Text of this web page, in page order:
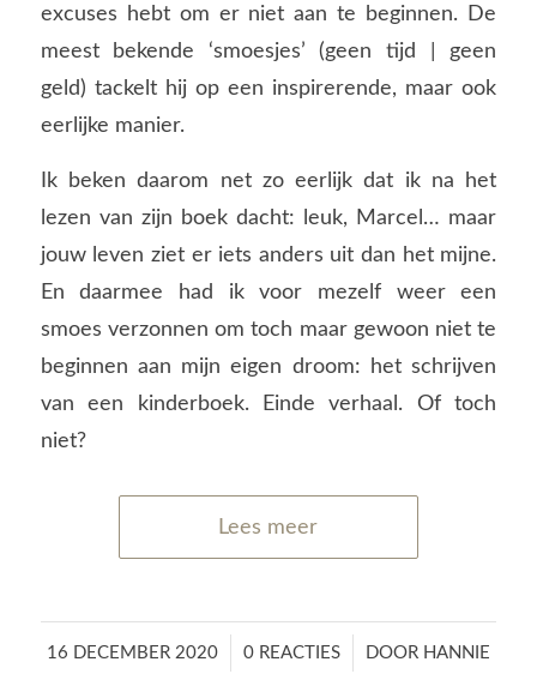
excuses hebt om er niet aan te beginnen. De
meest bekende ‘smoesjes’ (geen tijd | geen
geld) tackelt hij op een inspirerende, maar ook
eerlijke manier.
Ik beken daarom net zo eerlijk dat ik na het
lezen van zijn boek dacht: leuk, Marcel… maar
jouw leven ziet er iets anders uit dan het mijne.
En daarmee had ik voor mezelf weer een
smoes verzonnen om toch maar gewoon niet te
beginnen aan mijn eigen droom: het schrijven
van een kinderboek. Einde verhaal. Of toch
niet?
Lees meer
16 DECEMBER 2020
/ 0 REACTIES
/ DOOR HANNIE